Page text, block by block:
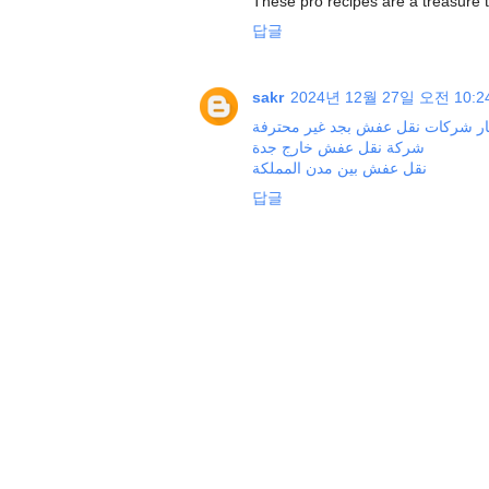
답글
sakr 2024년 12월 27일 오전
شركات نقل عفش بجد غير محترفة
شركة نقل عفش خارج جدة
نقل عفش بين مدن المملكة
답글